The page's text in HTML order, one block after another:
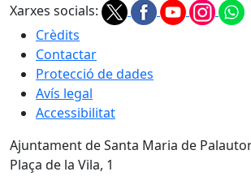
Xarxes socials:
Crèdits
Contactar
Protecció de dades
Avís legal
Accessibilitat
Ajuntament de Santa Maria de
Plaça de la Vila, 1